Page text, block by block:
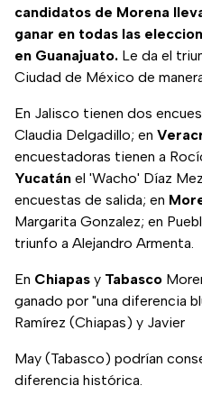
candidatos de Morena
ganar en todas las
en Guanajuato. Le da el
Ciudad de México de
En Jalisco tienen dos
Claudia Delgadillo; en
encuestadoras tienen a
Yucatán el 'Wacho' Díaz
encuestas de salida; en
Margarita Gonzalez; en
triunfo a Alejandro Armenta.
En Chiapas y Tabasco
ganado por "una diferencia
Ramírez (Chiapas) y Javier
May (Tabasco) podrían
diferencia histórica.